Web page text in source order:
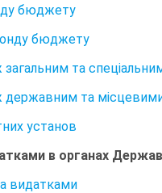
бюджету
бюджету
загальним та
державним та
установ
в органах
видатками